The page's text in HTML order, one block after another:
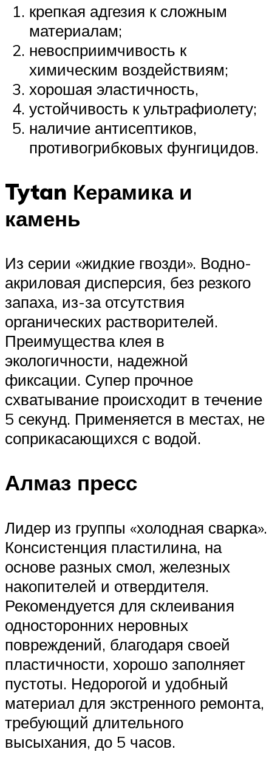
крепкая адгезия к сложным
материалам;
невосприимчивость к
химическим воздействиям;
хорошая эластичность,
устойчивость к ультрафиолету;
наличие антисептиков,
противогрибковых фунгицидов.
Tytan Керамика и
камень
Из серии «жидкие гвозди». Водно-
акриловая дисперсия, без резкого
запаха, из-за отсутствия
органических растворителей.
Преимущества клея в
экологичности, надежной
фиксации. Супер прочное
схватывание происходит в течение
5 секунд. Применяется в местах, не
соприкасающихся с водой.
Алмаз пресс
Лидер из группы «холодная сварка».
Консистенция пластилина, на
основе разных смол, железных
накопителей и отвердителя.
Рекомендуется для склеивания
односторонних неровных
повреждений, благодаря своей
пластичности, хорошо заполняет
пустоты. Недорогой и удобный
материал для экстренного ремонта,
требующий длительного
высыхания, до 5 часов.